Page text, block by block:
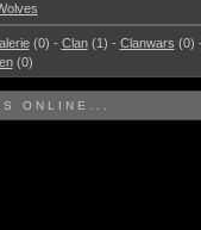
(0) - Clan(1) - Clanwars (0)
(0)
ONLINE...